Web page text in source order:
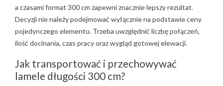
a czasami format 300 cm zapewni znacznie lepszy rezultat.
Decyzji nie należy podejmować wyłącznie na podstawie ceny
pojedynczego elementu. Trzeba uwzględnić liczbę połączeń,
ilość docinania, czas pracy oraz wygląd gotowej elewacji.
Jak transportować i przechowywać
lamele długości 300 cm?